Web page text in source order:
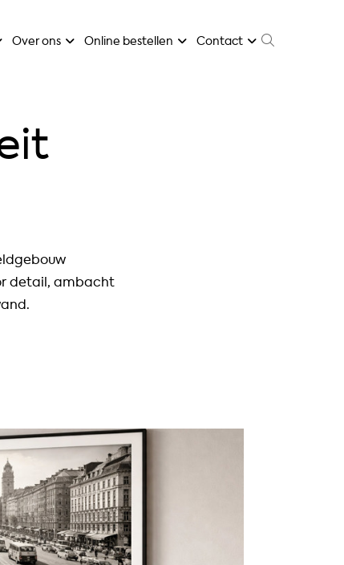
Over ons Online bestellen Contact
detail, ambacht